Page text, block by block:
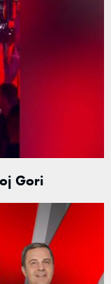
Gori